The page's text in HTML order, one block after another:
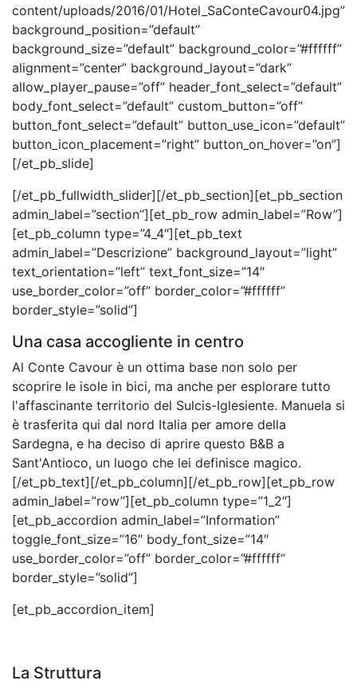
content/uploads/2016/01/Hotel_SaConteCavour04.jpg”
background_position=”default”
background_size=”default” background_color=”#ffffff”
alignment=”center” background_layout=”dark”
allow_player_pause=”off” header_font_select=”default”
body_font_select=”default” custom_button=”off”
button_font_select=”default” button_use_icon=”default”
button_icon_placement=”right” button_on_hover=”on”]
[/et_pb_slide]
[/et_pb_fullwidth_slider][/et_pb_section][et_pb_section
admin_label=”section”][et_pb_row admin_label=”Row”]
[et_pb_column type=”4_4″][et_pb_text
admin_label=”Descrizione” background_layout=”light”
text_orientation=”left” text_font_size=”14″
use_border_color=”off” border_color=”#ffffff”
border_style=”solid”]
Una casa accogliente in centro
Al Conte Cavour è un ottima base non solo per
scoprire le isole in bici, ma anche per esplorare tutto
l'affascinante territorio del Sulcis-Iglesiente. Manuela si
è trasferita qui dal nord Italia per amore della
Sardegna, e ha deciso di aprire questo B&B a
Sant'Antioco, un luogo che lei definisce magico.
[/et_pb_text][/et_pb_column][/et_pb_row][et_pb_row
admin_label=”row”][et_pb_column type=”1_2″]
[et_pb_accordion admin_label=”Information”
toggle_font_size=”16″ body_font_size=”14″
use_border_color=”off” border_color=”#ffffff”
border_style=”solid”]
[et_pb_accordion_item]
La Struttura